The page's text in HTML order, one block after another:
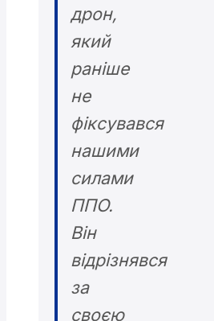
дрон,
який
раніше
не
фіксувався
нашими
силами
ППО.
Він
відрізнявся
за
своєю